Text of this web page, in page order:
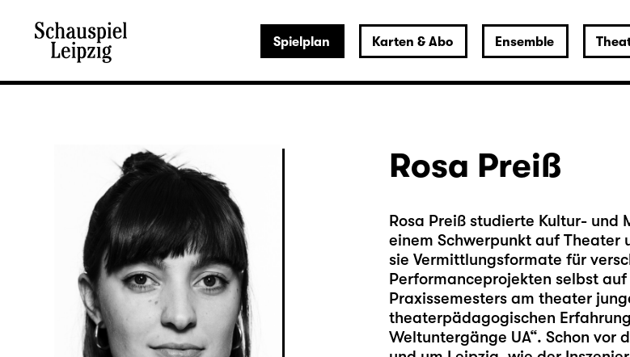
Spielplan Karten & Abo Ensemble
Rosa Preiß
Rosa Preiß studierte Kultur- und
einem Schwerpunkt auf Theater
sie Vermittlungsformate für
Performanceprojekten selbst
Praxissemesters am theater
theaterpädagogischen
Weltuntergänge UA“. Schon vor